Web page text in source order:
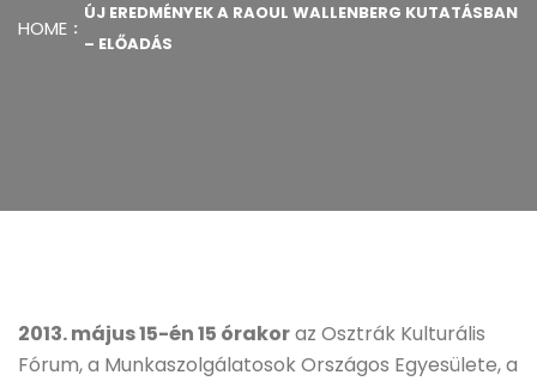
HOME
ÚJ EREDMÉNYEK A RAOUL WALLENBERG KUTATÁSBAN
– ELŐADÁS
2013. május 15-én 15 órakoraz Osztrák Kulturális
Fórum, a Munkaszolgálatosok Országos Egyesülete, a